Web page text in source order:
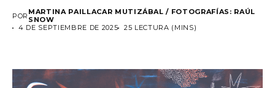
POR MARTINA PAILLACAR MUTIZÁBAL / FOTOGRAFÍAS: RAÚL
SNOW
4 DE SEPTIEMBRE DE 2025
25 LECTURA (MINS)